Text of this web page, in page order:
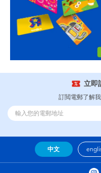
立即
訂閲電郵了解
中文